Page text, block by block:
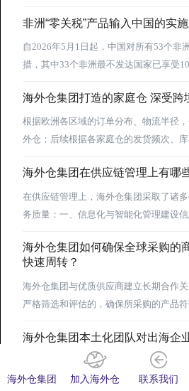
如下： 一、前期合规准备（核心前提） 1. 确认适用范围：核实进
口产品原产国是否在53个非洲建交国范
对应管理办法，20个非最不发达国家适
非洲“零关税”产品输入中国的实
自2026年5月1日起，中国对所有53个非
措，其中33个非洲最不发达国家已享受
关税（为期2年），这一政策为非洲产品
便利通道。结合海关总署相关管理规定
读，非洲产品输入中国可遵循“合规先行
海外仓集团打造的家庭仓 深受跨
根据欧洲各区域的订单分布、物流半径
外仓；后续根据各家庭仓的发货频次、
免库存积压，也杜绝缺货导致的履约延误
仓，欧洲家庭式微缩海外仓的...
海外仓集团在供应链管理上有哪
在供应链管理上，海外仓集团采取了诸
务质量：一、信息化与智能化管理‌建设
理系统、仓储管理系统等先进的信息管
品、仓储、配送等信息，实现海外仓物
流“四流合一”。‌提升智能化水平‌：积极
体库堆垛机、自动轻型物件分拣机等智能
海外仓集团如何确保全球采购的
快速周转？
海外仓集团与优质供应商建立长期合作
严格筛选和评估的，确保所采购的产品
能在出现问题时迅速响应并解决。
海外仓集团本土化团队对出海企
增强市场适应性深入了解市场：海外仓
够深入了解目标市场的文化特点、消费
海外仓集团 加入海外仓 联系我们